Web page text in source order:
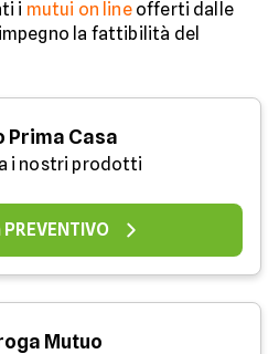
i mutui on lineofferti dalle
la fattibilità del
Prima Casa
i nostri prodotti
PREVENTIVO
Mutuo